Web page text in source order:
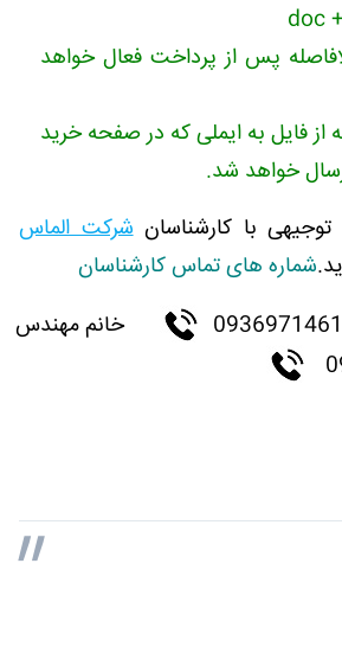
پس از پرداخت فعال خواهد
فایل به ایملی که در صفحه خرید
خواهد شد.
با کارشناسانشرکت الماس
شماره های تماس کارشناسان
خانم مهندس